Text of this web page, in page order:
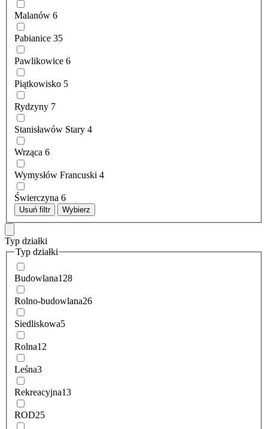
Malanów 6
Pabianice 35
Pawlikowice 6
Piątkowisko 5
Rydzyny 7
Stanisławów Stary 4
Wrząca 6
Wymysłów Francuski 4
Świerczyna 6
Usuń filtr Wybierz
Typ działki
Typ działki
Budowlana128
Rolno-budowlana26
Siedliskowa5
Rolna12
Leśna3
Rekreacyjna13
ROD25